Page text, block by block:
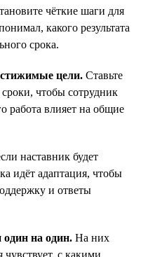
чёткие шаги для
какого результата
срока.
цели. Ставьте
чтобы сотрудник
работа влияет на общие
наставник будет
идёт адаптация, чтобы
и ответы
один на один. На них
чувствует, с какими